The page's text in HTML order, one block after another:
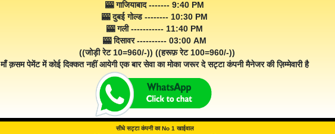
🎰 गाजियाबाद ------- 9:40 PM
🎰 दुबई गोल्ड -------- 10:30 PM
🎰 गली ----------- 11:40 PM
🎰 दिसावर ---------- 03:00 AM
((जोड़ी रेट 10=960/-)) ((हरूफ़ रेट 100=960/-))
माँ क़सम पेमेंट में कोई दिक्कत नहीं आयेगी एक बार सेवा का मोका जरूर दे सट्टा कंपनी मैनेजर की ज़िम्मेवारी है
सीधे सट्टा कंपनी का No 1 खाईवाल